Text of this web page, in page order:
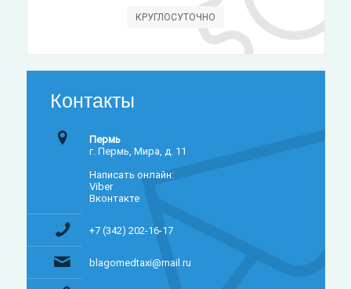
КРУГЛОСУТОЧНО
Контакты
Пермь
г. Пермь, Мира, д. 11
Написать онлайн:
Viber
Вконтакте
+7 (342) 202-16-17
blagomedtaxi@mail.ru